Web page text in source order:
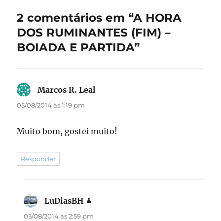
o
o
k
o
n
2 comentários em “A HORA
DOS RUMINANTES (FIM) –
BOIADA E PARTIDA”
Marcos R. Leal
05/08/2014 às 1:19 pm
Muito bom, gostei muito!
Responder
LuDiasBH
05/08/2014 às 2:59 pm